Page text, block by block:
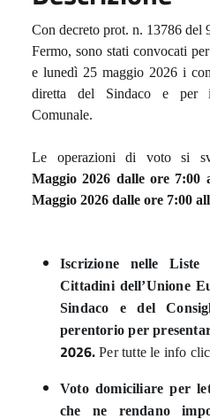
Con decreto prot. n. 13786 del
Fermo, sono stati convocati
e lunedì 25 maggio 2026 i
diretta del Sindaco e per
Comunale.
Le operazioni di voto si
Maggio 2026 dalle ore 7:00
Maggio 2026 dalle ore 7:00
Iscrizione nelle Liste
Cittadini dell’Unione
Sindaco e del
perentorio per
2026. Per tutte le info
Voto domiciliare per
che ne rendano